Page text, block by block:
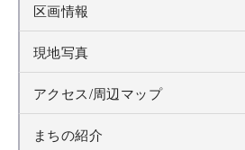
区画情報
現地写真
アクセス/周辺マップ
まちの紹介